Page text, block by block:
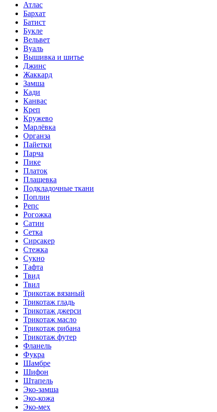
Атлас
Бархат
Батист
Букле
Вельвет
Вуаль
Вышивка и шитье
Джинс
Жаккард
Замша
Кади
Канвас
Креп
Кружево
Марлёвка
Органза
Пайетки
Парча
Пике
Платок
Плащевка
Подкладочные ткани
Поплин
Репс
Рогожка
Сатин
Сетка
Сирсакер
Стежка
Сукно
Тафта
Твид
Твил
Трикотаж вязаный
Трикотаж гладь
Трикотаж джерси
Трикотаж масло
Трикотаж рибана
Трикотаж футер
Фланель
Фукра
Шамбре
Шифон
Штапель
Эко-замша
Эко-кожа
Эко-мех